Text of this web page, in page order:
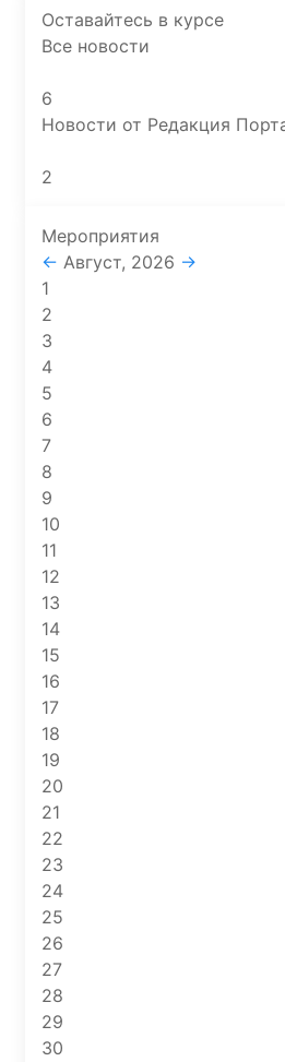
Оставайтесь в курсе
Все новости
6
Новости от Редакция
2
Мероприятия
← Август, 2026 →
1
2
3
4
5
6
7
8
9
10
11
12
13
14
15
16
17
18
19
20
21
22
23
24
25
26
27
28
29
30